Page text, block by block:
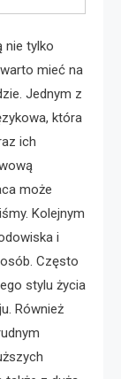
nie tylko
mieć na
Jednym z
która
ich
może
Kolejnym
i
Często
stylu życia
Również